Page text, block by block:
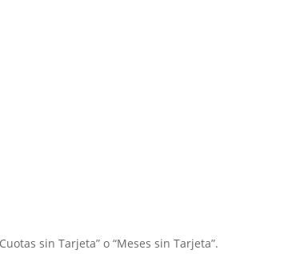
sin Tarjeta” o “Meses sin Tarjeta”.